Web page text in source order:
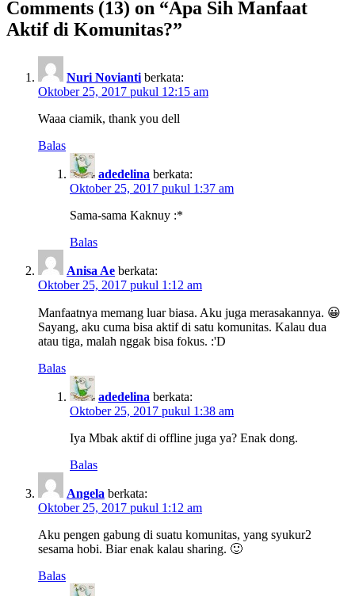
Comments (13) on “Apa Sih Manfaat
Aktif di Komunitas?”
Nuri Novianti berkata:
Oktober 25, 2017 pukul 12:15 am
Waaa ciamik, thank you dell
Balas
adedelina berkata:
Oktober 25, 2017 pukul 1:37 am
Sama-sama Kaknuy :*
Balas
Anisa Ae berkata:
Oktober 25, 2017 pukul 1:12 am
Manfaatnya memang luar biasa. Aku juga merasakannya. 😀
Sayang, aku cuma bisa aktif di satu komunitas. Kalau dua
atau tiga, malah nggak bisa fokus. :'D
Balas
adedelina berkata:
Oktober 25, 2017 pukul 1:38 am
Iya Mbak aktif di offline juga ya? Enak dong.
Balas
Angela berkata:
Oktober 25, 2017 pukul 1:12 am
Aku pengen gabung di suatu komunitas, yang syukur2
sesama hobi. Biar enak kalau sharing. 🙂
Balas